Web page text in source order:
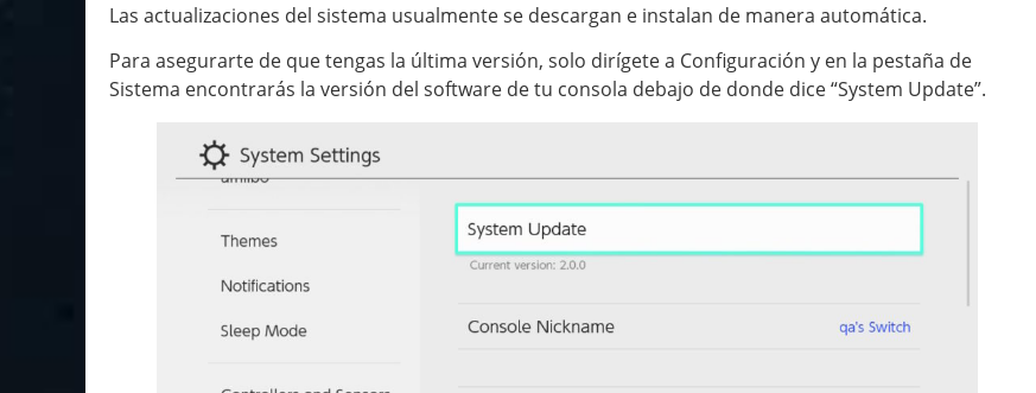
Las actualizaciones del sistema usualmente se descargan e instalan de manera automática.
Para asegurarte de que tengas la última versión, solo dirígete a Configuración y en la pestaña de
Sistema encontrarás la versión del software de tu consola debajo de donde dice “System Update”.